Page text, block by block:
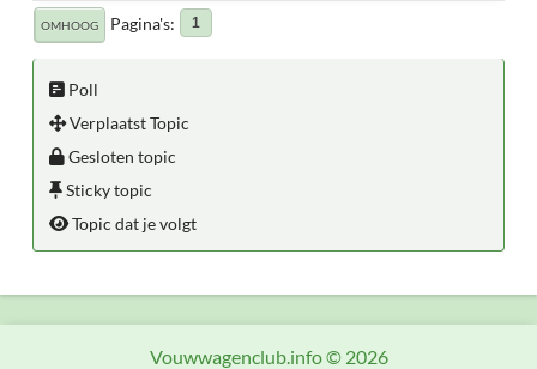
OMHOOG Pagina's 1
Poll
Verplaatst Topic
Gesloten topic
Sticky topic
Topic dat je volgt
Vouwwagenclub.info © 2026